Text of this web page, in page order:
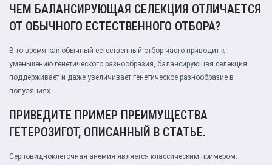
ЧЕМ БАЛАНСИРУЮЩАЯ СЕЛЕКЦИЯ ОТЛИЧАЕТСЯ
ОТ ОБЫЧНОГО ЕСТЕСТВЕННОГО ОТБОРА?
В то время как обычный естественный отбор часто приводит к
уменьшению генетического разнообразия, балансирующая селекция
поддерживает и даже увеличивает генетическое разнообразие в
популяциях.
ПРИВЕДИТЕ ПРИМЕР ПРЕИМУЩЕСТВА
ГЕТЕРОЗИГОТ, ОПИСАННЫЙ В СТАТЬЕ.
Серповидноклеточная анемия является классическим примером.